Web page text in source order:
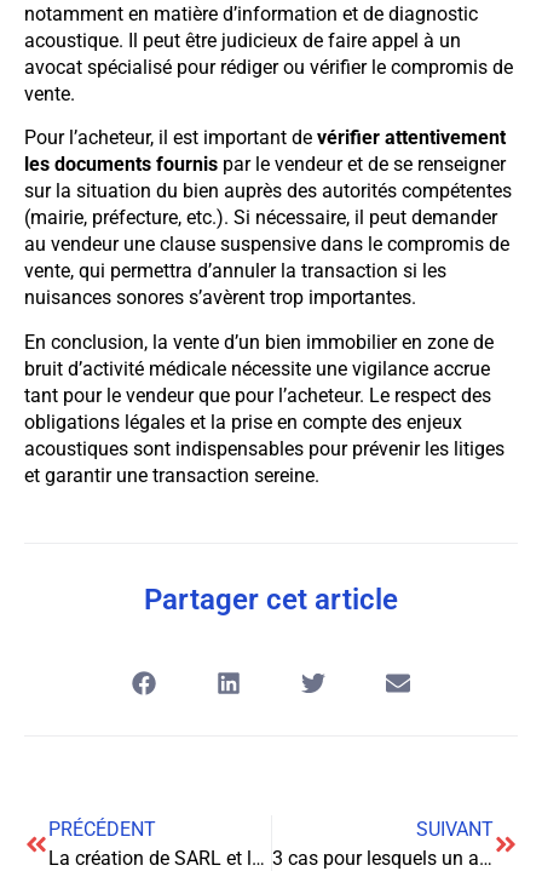
notamment en matière d’information et de diagnostic
acoustique. Il peut être judicieux de faire appel à un
avocat spécialisé pour rédiger ou vérifier le compromis de
vente.
Pour l’acheteur, il est important de vérifier attentivement
les documents fournis par le vendeur et de se renseigner
sur la situation du bien auprès des autorités compétentes
(mairie, préfecture, etc.). Si nécessaire, il peut demander
au vendeur une clause suspensive dans le compromis de
vente, qui permettra d’annuler la transaction si les
nuisances sonores s’avèrent trop importantes.
En conclusion, la vente d’un bien immobilier en zone de
bruit d’activité médicale nécessite une vigilance accrue
tant pour le vendeur que pour l’acheteur. Le respect des
obligations légales et la prise en compte des enjeux
acoustiques sont indispensables pour prévenir les litiges
et garantir une transaction sereine.
Partager cet article
PRÉCÉDENT
La création de SARL et le droit des dessins et modèles : un enjeu crucial pour les entrepreneurs
SUIVANT
3 cas pour lesquels un avocat en droit du travail peut vous aider